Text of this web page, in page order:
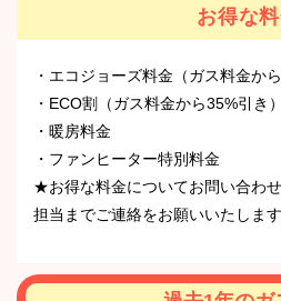
お得な
・エコジョーズ料金（ガス料金から
・ECO割（ガス料金から35%引き）
・暖房料金
・ファンヒーター特別料金
★お得な料金についてお問い合わ
担当までご連絡をお願いいたします